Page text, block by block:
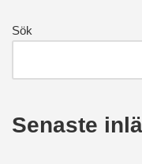
Sök
Senaste